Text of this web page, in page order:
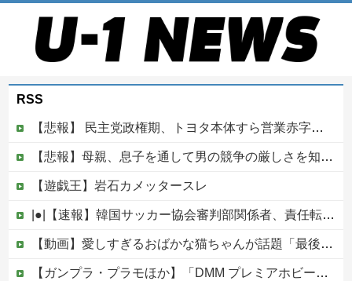
RSS
【悲報】 民主党政権期、トヨタ本体すら営業赤字になる「超円高」…中小企業の景況も厳しい水準だった←これエグいよな
【悲報】母親、息子を通して男の競争の厳しさを知るｗｗｗｗ
【遊戯王】岩石カメッタースレ
|●|【速報】韓国サッカー協会審判部関係者、責任転嫁「外国人審判たちが先にマッサージを望んだ」
【動画】愛しすぎるおばかな猫ちゃんが話題「最後が特にかわいいｗ」
【ガンプラ・プラモほか】「DMM プレミアホビー商品抽選販売」【本日開始！】他